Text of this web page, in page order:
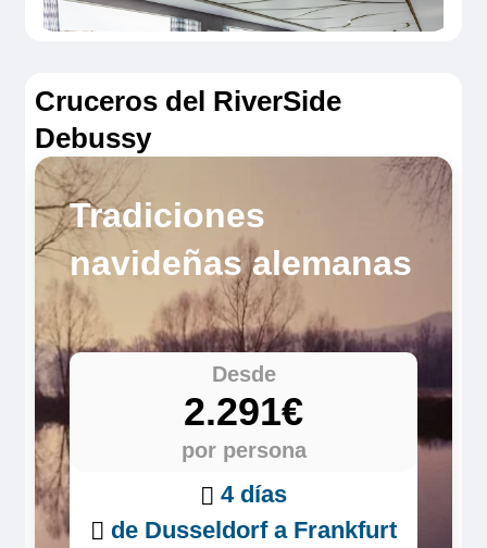
Cruceros del RiverSide
Debussy
Tradiciones
navideñas alemanas
Desde
2.291€
por persona
4 días
de Dusseldorf a Frankfurt